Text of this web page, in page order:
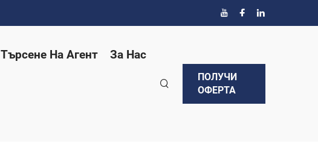
Търсене На Агент За Нас
ПОЛУЧИ
ОФЕРТА